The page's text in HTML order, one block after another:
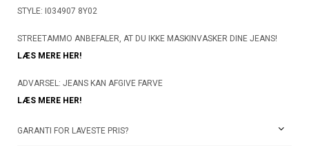
STYLE: I034907 8Y02
STREETAMMO ANBEFALER, AT DU IKKE MASKINVASKER DINE JEANS!
LÆS MERE HER!
ADVARSEL: JEANS KAN AFGIVE FARVE
LÆS MERE HER!
GARANTI FOR LAVESTE PRIS?